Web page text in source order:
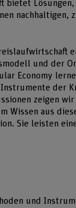
bietet
nachhaltigen,
und der
Economy
der
zeigen
Wissen aus
Sie leisten
und